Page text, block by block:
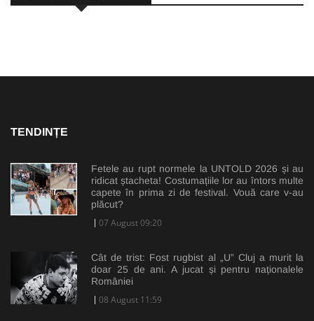
TENDINȚE
Fetele au rupt normele la UNTOLD 2026 și au
ridicat ștacheta! Costumațiile lor au întors multe
capete în prima zi de festival. Vouă care v-au
plăcut?
07 August 09:20
Cât de trist: Fost rugbist al „U” Cluj a murit la
doar 25 de ani. A jucat și pentru naționalele
României
08 August 11:59